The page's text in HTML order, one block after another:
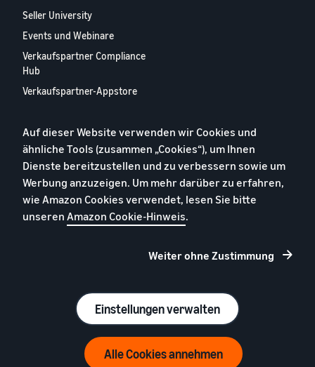
Seller University
Events und Webinare
Verkaufspartner Compliance
Hub
Verkaufspartner-Appstore
Verkaufspartner-Bericht
Kontaktieren Sie uns
Datenschutzerklärung
Cookies
Impressum
Auf dieser Website verwenden wir Cookies und
ähnliche Tools (zusammen „Cookies“), um Ihnen
Dienste bereitzustellen und zu verbessern sowie um
Werbung anzuzeigen. Um mehr darüber zu erfahren,
wie Amazon Cookies verwendet, lesen Sie bitte
unseren Amazon Cookie-Hinweis.
Weiter ohne Zustimmung
Einstellungen verwalten
Alle Cookies annehmen